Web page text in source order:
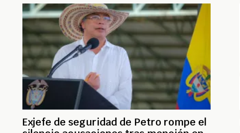
Exjefe de seguridad de Petro rompe el